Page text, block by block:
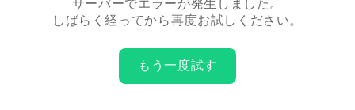
サーバーでエラーが発生しました。
しばらく経ってから再度お試しください。
もう一度試す